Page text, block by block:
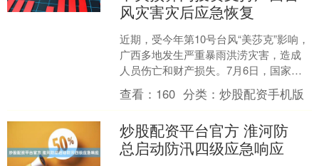
风灾害灾后应急恢复
近期，受今年第10号台风“美莎克”影响，
广西多地发生严重暴雨洪涝灾害，造成
人员伤亡和财产损失。7月6日，国家防
灾减灾救灾委员会启动国家四级救灾应
急响应。 根据《....
查看： 160 分类：炒股配资手机版
炒股配资平台官方 淮河防
总启动防汛四级应急响应